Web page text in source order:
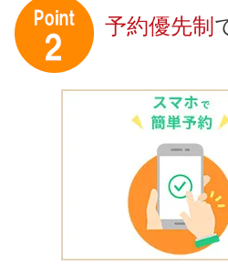
予約優先制